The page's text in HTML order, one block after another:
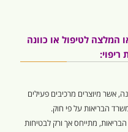
המלצה לטיפול או כוונה
ריפוי:
אשר מיוצרים מרכיבים פעילים
הבריאות על פי חוק.
מתייחס אך ורק לבטיחות